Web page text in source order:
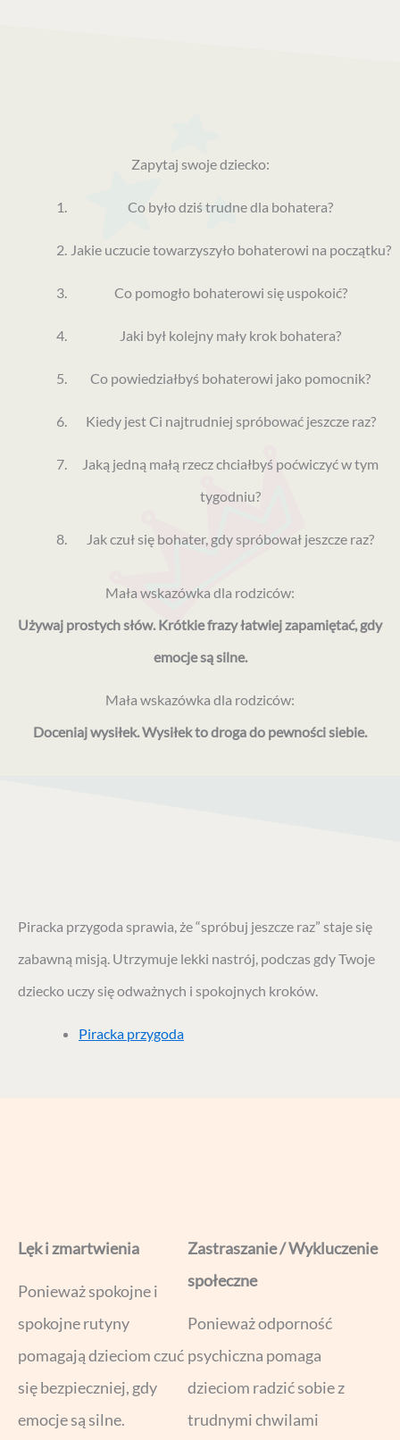
Zapytaj swoje dziecko:
Co było dziś trudne dla bohatera?
Jakie uczucie towarzyszyło bohaterowi na początku?
Co pomogło bohaterowi się uspokoić?
Jaki był kolejny mały krok bohatera?
Co powiedziałbyś bohaterowi jako pomocnik?
Kiedy jest Ci najtrudniej spróbować jeszcze raz?
Jaką jedną małą rzecz chciałbyś poćwiczyć w tym
tygodniu?
Jak czuł się bohater, gdy spróbował jeszcze raz?
Mała wskazówka dla rodziców:
Używaj prostych słów. Krótkie frazy łatwiej zapamiętać, gdy
emocje są silne.
Mała wskazówka dla rodziców:
Doceniaj wysiłek. Wysiłek to droga do pewności siebie.
Piracka przygoda sprawia, że “spróbuj jeszcze raz” staje się
zabawną misją. Utrzymuje lekki nastrój, podczas gdy Twoje
dziecko uczy się odważnych i spokojnych kroków.
Piracka przygoda
Lęk i zmartwienia
Ponieważ spokojne i
spokojne rutyny
pomagają dzieciom czuć
się bezpieczniej, gdy
emocje są silne.
Zastraszanie / Wykluczenie
społeczne
Ponieważ odporność
psychiczna pomaga
dzieciom radzić sobie z
trudnymi chwilami